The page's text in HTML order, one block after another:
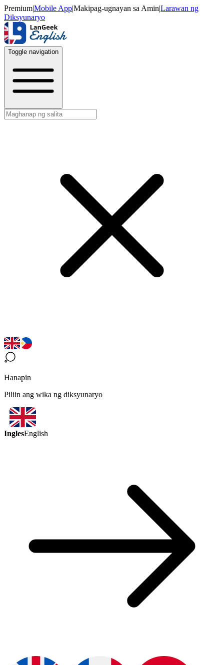
Premium|Mobile App|Makipag-ugnayan sa Amin|Larawan ng
Diksyunaryo
Toggle navigation
Hanapin
Piliin ang wika ng diksyunaryo
InglesEnglish